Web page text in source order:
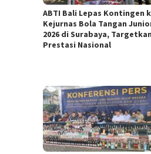
ABTI Bali Lepas Kontingen
Kejurnas Bola Tangan
2026 di Surabaya, Targetkan
Prestasi Nasional